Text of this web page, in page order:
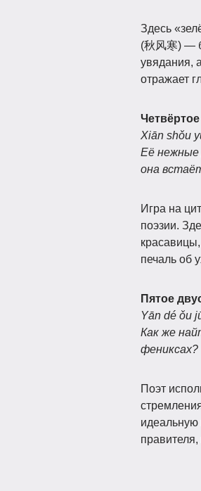
Здесь
(秋风寒) —
увядания,
отражает
Xiān shǒu
Её нежные
она
Игра на
поэзии.
печаль об
Пятое
Yān dé ǒu
Как же
фениксах?
Поэт
идеальную